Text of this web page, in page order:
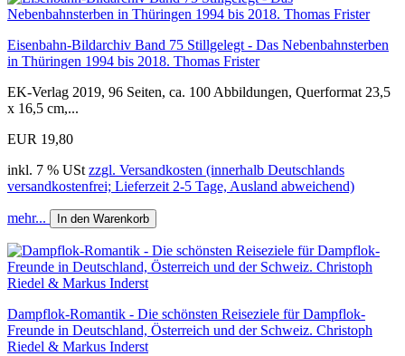
Eisenbahn-Bildarchiv Band 75 Stillgelegt - Das Nebenbahnsterben
in Thüringen 1994 bis 2018. Thomas Frister
EK-Verlag 2019, 96 Seiten, ca. 100 Abbildungen, Querformat 23,5
x 16,5 cm,...
EUR 19,80
inkl. 7 % USt zzgl. Versandkosten (innerhalb Deutschlands
versandkostenfrei; Lieferzeit 2-5 Tage, Ausland abweichend)
mehr... In den Warenkorb
Dampflok-Romantik - Die schönsten Reiseziele für Dampflok-
Freunde in Deutschland, Österreich und der Schweiz. Christoph
Riedel & Markus Inderst